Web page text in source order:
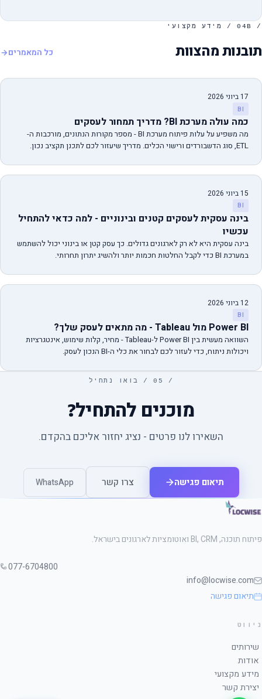
/ 04B / מידע מקצועי
תובנות מהצוות כל המאמרים
17 ביוני 2026
BI
כמה עולה מערכת BI? מדריך תמחור לעסקים
מה משפיע על עלות פיתוח מערכת BI - מספר מקורות הנתונים, מורכבות ה-
ETL, סוג הדשבורדים ורישוי הכלים. מדריך שיעזור לכם לתכנן תקציב נכון.
15 ביוני 2026
BI
בינה עסקית לעסקים קטנים ובינוניים - למה כדאי להתחיל
עכשיו
בינה עסקית היא לא רק לארגונים גדולים. כך עסק קטן או בינוני יכול להשתמש
במערכת BI כדי לקבל החלטות חכמות יותר ולהשיג יתרון תחרותי.
12 ביוני 2026
BI
Power BI מול Tableau - מה מתאים לעסק שלך?
השוואה מעשית בין Power BI ל-Tableau - מחיר, קלות שימוש, אינטגרציות
ויכולות ניתוח, כדי לעזור לכם לבחור את כלי ה-BI הנכון לעסק.
/ 05 / בואו נתחיל
מוכנים להתחיל?
השאירו לנו פרטים - נציג יחזור אליכם בהקדם.
תיאום פגישה צרו קשר WhatsApp
פיתוח תוכנה, BI, CRM ואוטומציות לארגונים בישראל.
077-6704800
info@locwise.com
תיאום פגישה
ניווט
שירותים
אודות
מידע מקצועי
יצירת קשר